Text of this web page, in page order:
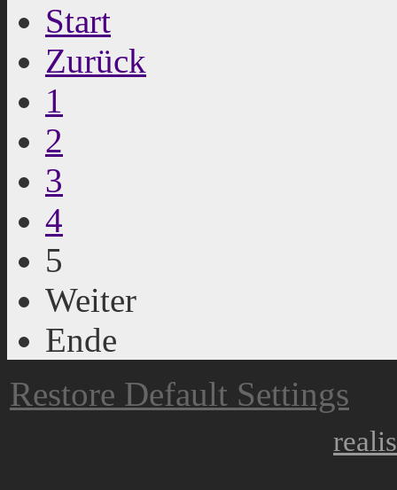
Start
Zurück
1
2
3
4
5
Weiter
Ende
Restore Default Settings